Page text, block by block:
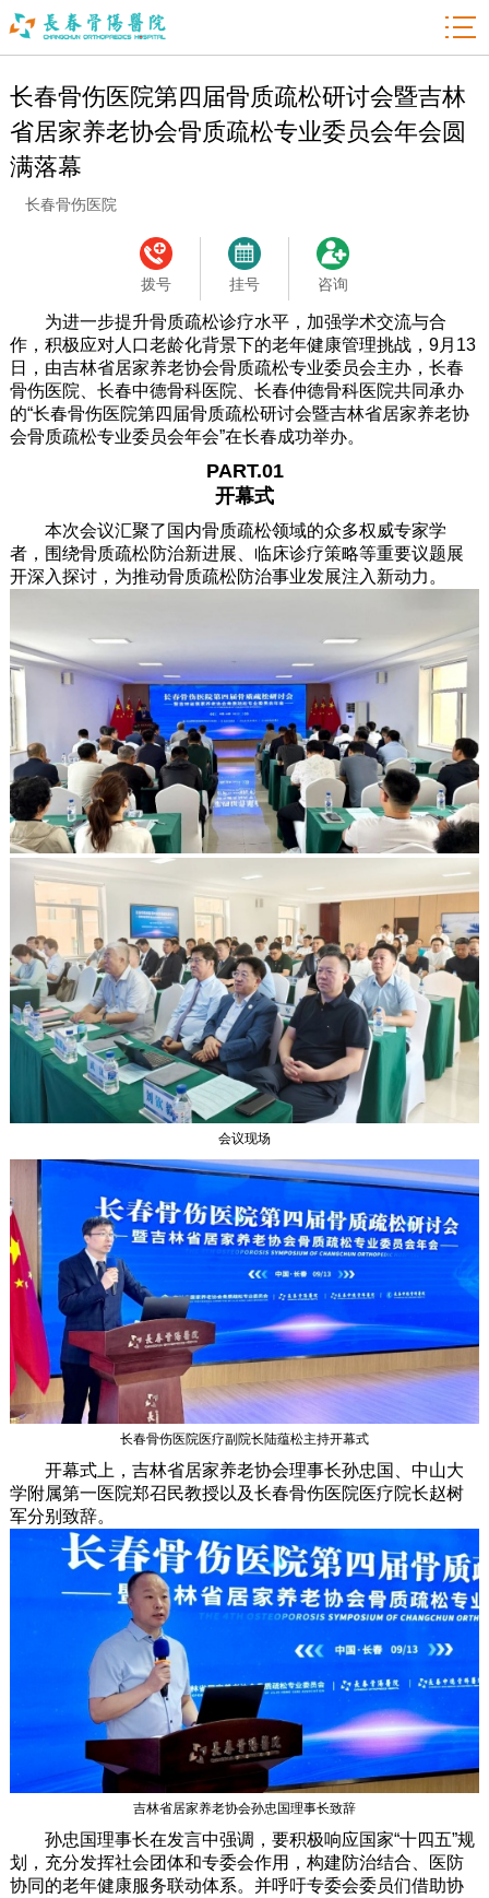

长春骨伤医院第四届骨质疏松研讨会暨吉林
省居家养老协会骨质疏松专业委员会年会圆
满落幕
长春骨伤医院
拨号 挂号 咨询
为进一步提升骨质疏松诊疗水平，加强学术交流与合
作，积极应对人口老龄化背景下的老年健康管理挑战，9月13
日，由吉林省居家养老协会骨质疏松专业委员会主办，长春
骨伤医院、长春中德骨科医院、长春仲德骨科医院共同承办
的“长春骨伤医院第四届骨质疏松研讨会暨吉林省居家养老协
会骨质疏松专业委员会年会”在长春成功举办。
PART.01
开幕式
本次会议汇聚了国内骨质疏松领域的众多权威专家学
者，围绕骨质疏松防治新进展、临床诊疗策略等重要议题展
开深入探讨，为推动骨质疏松防治事业发展注入新动力。
会议现场
长春骨伤医院医疗副院长陆蕴松主持开幕式
开幕式上，吉林省居家养老协会理事长孙忠国、中山大
学附属第一医院郑召民教授以及长春骨伤医院医疗院长赵树
军分别致辞。
吉林省居家养老协会孙忠国理事长致辞
孙忠国理事长在发言中强调，要积极响应国家“十四五”规
划，充分发挥社会团体和专委会作用，构建防治结合、医防
协同的老年健康服务联动体系。并呼吁专委会委员们借助协